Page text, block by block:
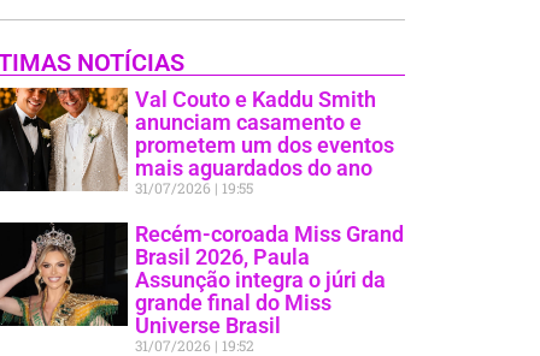
NOTÍCIAS
Val Couto e Kaddu Smith
anunciam casamento e
prometem um dos eventos
mais aguardados do ano
31/07/2026 19:55
Recém-coroada Miss Grand
Brasil 2026, Paula
Assunção integra o júri da
grande final do Miss
Universe Brasil
31/07/2026 19:52